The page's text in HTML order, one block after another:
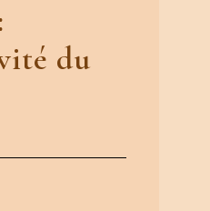
du